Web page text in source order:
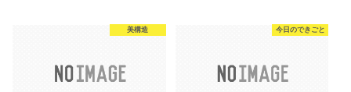
美構造 今日のできごと